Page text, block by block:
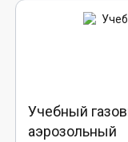
Учебный
аэрозольный